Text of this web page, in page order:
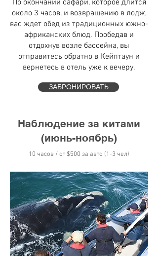
По окончании сафари, которое длится
около 3 часов, и возвращению в лодж,
вас ждет обед из традиционных южно-
африканских блюд. Пообедав и
отдохнув возле бассейна, вы
отправитесь обратно в Кейптаун и
вернетесь в отель уже к вечеру.
ЗАБРОНИРОВАТЬ
Наблюдение за китами
(июнь-ноябрь)
10 часов / от $500 за авто (1-3 чел)